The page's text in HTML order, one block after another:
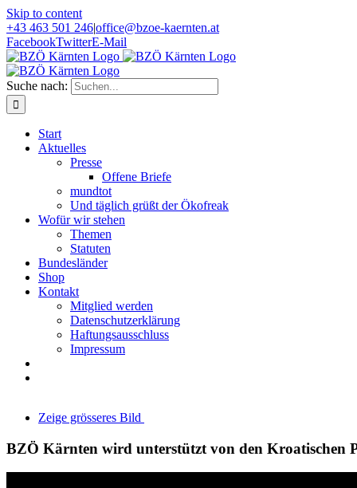
Skip to content
+43 463 501 246|office@bzoe-kaernten.at
FacebookTwitterE-Mail
Suche nach:
Start
Aktuelles
Presse
Offene Briefe
mundtot
Und täglich grüßt der Ökofreak
Wofür wir stehen
Themen
Statuten
Bundesländer
Shop
Kontakt
Mitglied werden
Datenschutzerklärung
Haftungsausschluss
Impressum
Zeige grösseres Bild
BZÖ Kärnten wird unterstützt von den Kroatischen